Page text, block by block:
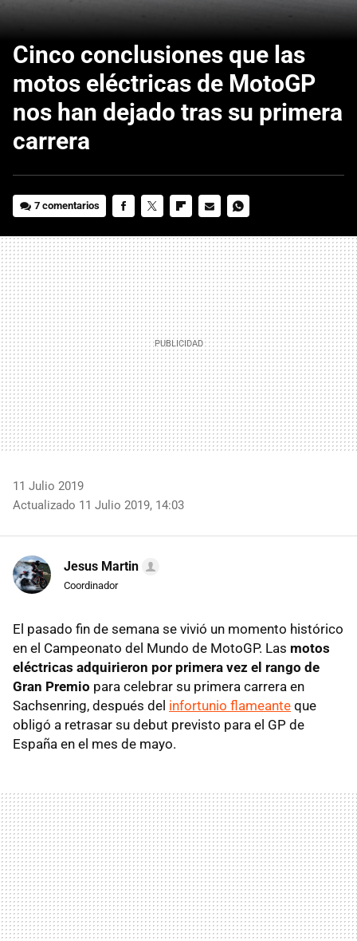
Cinco conclusiones que las
motos eléctricas de MotoGP
nos han dejado tras su primera
carrera
7 comentarios
MAIL
11 Julio 2019
Actualizado 11 Julio 2019, 14:03
Jesus Martin
Coordinador
El pasado fin de semana se vivió un momento histórico
en el Campeonato del Mundo de MotoGP. Las motos
eléctricas adquirieron por primera vez el rango de
Gran Premio para celebrar su primera carrera en
Sachsenring, después del infortunio flameante que
obligó a retrasar su debut previsto para el GP de
España en el mes de mayo.